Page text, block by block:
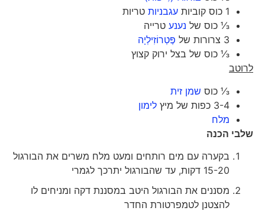
1 כוס קוביות
עגבניותטריות
⅓ כוס שלנענעטרייה
3 צרורות של
פֶּטְרוֹזִילְיָה
⅓ כוס של בצל ירוק קצוץ
לרוטב
⅓ כוסשמן זית
3-4 כפות של מיץ
לימון
מלח
שלבי הכנה
בקערה עם מים רותחים ומעט מלח משרים את הבורגול
15-20 דקות, עד שהבורגול יתרכך לגמרי
מסננים את הבורגול היטב במסננת דקה ומניחים לו
להצטנן לטמפרטורת החדר